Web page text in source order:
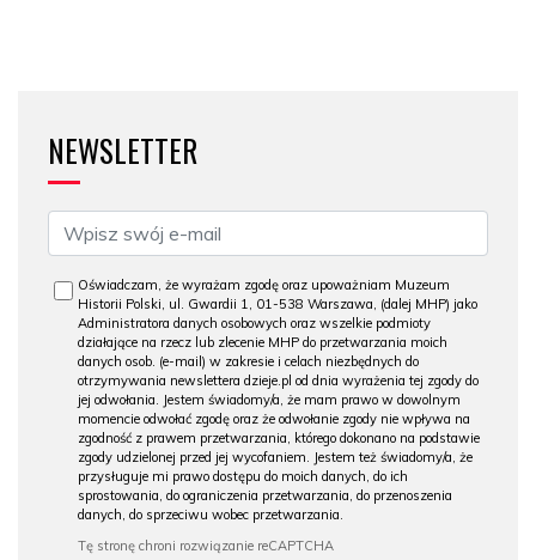
NEWSLETTER
Oświadczam, że wyrażam zgodę oraz upoważniam Muzeum
Historii Polski, ul. Gwardii 1, 01-538 Warszawa, (dalej MHP) jako
Administratora danych osobowych oraz wszelkie podmioty
działające na rzecz lub zlecenie MHP do przetwarzania moich
danych osob. (e-mail) w zakresie i celach niezbędnych do
otrzymywania newslettera dzieje.pl od dnia wyrażenia tej zgody do
jej odwołania. Jestem świadomy/a, że mam prawo w dowolnym
momencie odwołać zgodę oraz że odwołanie zgody nie wpływa na
zgodność z prawem przetwarzania, którego dokonano na podstawie
zgody udzielonej przed jej wycofaniem. Jestem też świadomy/a, że
przysługuje mi prawo dostępu do moich danych, do ich
sprostowania, do ograniczenia przetwarzania, do przenoszenia
danych, do sprzeciwu wobec przetwarzania.